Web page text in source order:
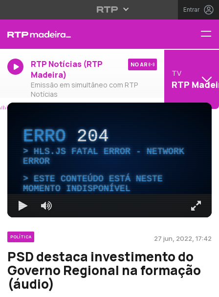
Entrar
RTP Notícias (RTP
Madeira)
Emissão em simultâneo com RTP
Notícias
NO AR
TV
RTP
ERRO204
HLS.JS FATAL ERROR - NETWORK
ERROR
ESTE CONTEÚDO ESTÁ NESTE
MOMENTO INDISPONÍVEL
POLÍTICA 27 jun, 2022, 17:42
PSD destaca investimento do
Governo Regional na formação
(áudio)